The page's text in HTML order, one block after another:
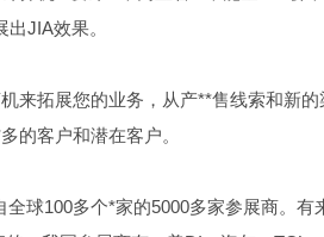
JIA效果。
来拓展您的业务，从产**售线索和新
的客户和潜在客户。
全球100多个*家的5000多家参展商。